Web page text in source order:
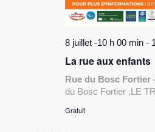
8 juillet -10 h 00 min -
La rue aux enfants
Rue du Bosc Fortier
du Bosc Fortier ,LE
Gratuit